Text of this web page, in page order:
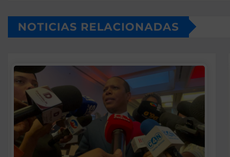
NOTICIAS RELACIONADAS